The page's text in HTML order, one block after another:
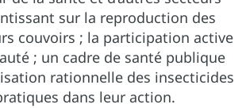
sur la reproduction des
couvoirs ; la participation active
; un cadre de santé publique
rationnelle des insecticides
dans leur action.